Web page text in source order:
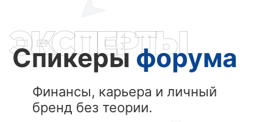
ЭКСПЕРТЫ
Спикерыфорума
Финансы, карьера и личный
бренд без теории.